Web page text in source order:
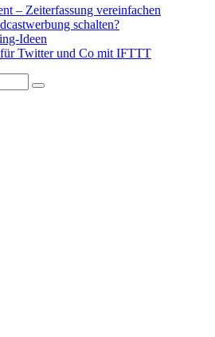
– Zeiterfassung vereinfachen
schalten?
Ideen
Twitter und Co mit IFTTT